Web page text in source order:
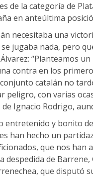
de la categoría de
en anteúltima
necesitaba una
jugaba nada, pero
“Planteamos
contra en los
catalán no
peligro, con varias
de Ignacio Rodrigo,
entretenido y bonito
han hecho un
que nos han
despedida de
que disputó